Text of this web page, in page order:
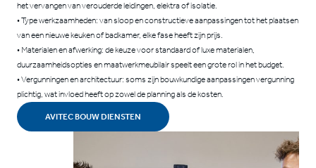
het vervangen van verouderde leidingen, elektra of isolatie.
• Type werkzaamheden: van sloop en constructieve aanpassingen tot het plaatsen
van een nieuwe keuken of badkamer, elke fase heeft zijn prijs.
• Materialen en afwerking: de keuze voor standaard of luxe materialen,
duurzaamheidsopties en maatwerkmeubilair speelt een grote rol in het budget.
• Vergunningen en architectuur: soms zijn bouwkundige aanpassingen vergunning
plichtig, wat invloed heeft op zowel de planning als de kosten.
AVITEC BOUW DIENSTEN